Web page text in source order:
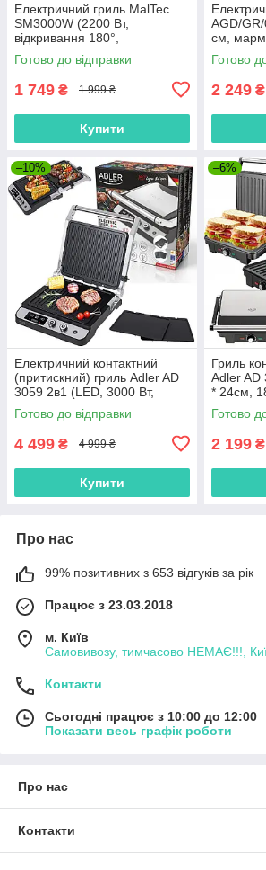
Електричний гриль MalTec
SM3000W (2200 Вт,
відкривання 180°,
антипригарне покриття,
Польща)
Готово до відправки
1 749 ₴ 1 999 ₴
Купити
AGD/
см,
Готово
2 249 ₴
–10%
Електричний контактний
(притискний) гриль Adler AD
3059 2в1 (LED, 3000 Вт,
Польща)
Готово до відправки
4 499 ₴ 4 999 ₴
Купити
–6%
Гриль
Adler AD
* 24см,
Польща)
Готово
2 199 ₴
Про нас
99% позитивних з 653 відгуків за рік
Працює з 23.03.2018
м. Київ
Самовивозу, тимчасово НЕМАЄ!!!,
Контакти
Сьогодні працює з 10:00 до 12:00
Показати весь графік роботи
Про нас
Контакти